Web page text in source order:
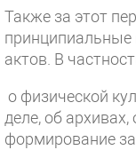
Также за этот
принципиальные
актов. В
о физической
деле, об архивах,
формирование